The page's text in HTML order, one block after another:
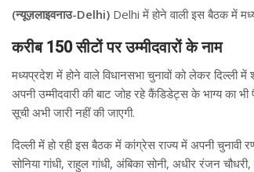
(न्यूज़लाइवनाउ-Delhi) Delhi में होने वाली इस बैठक में
करीब 150 सीटों पर उम्मीदवारों के नाम
मध्यप्रदेश में होने वाले विधानसभा चुनावों को लेकर
अपनी उम्मीदवारी की बाट जोह रहे कैंडिडेट्स के भाग्य का
सूची अभी जारी नहीं की जाएगी.
दिल्ली में हो रही इस बैठक में कांग्रेस राज्य में अपनी
सोनिया गांधी, राहुल गांधी, अंबिका सोनी, अधीर रंजन